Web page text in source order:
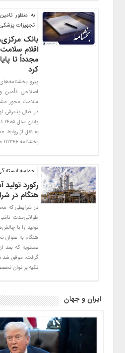
به منظور
تجهیزات
بانک
اقلام
کرد
پیرو
اصلاحی تأمین
سلامت محور
در قبال پذیرش
به نقل از روابط
بخشنامه ۱۱۲۲۴۶ مورخ ۱۴/۰۵/۱۴۰۵، […]
حماسه
رکورد
هنگام در
در شرایطی که
طولانی‌مدت
تولید را با
هنگام به
تکیه بر توان
ایران و جهان